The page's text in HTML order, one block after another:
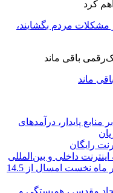
مشکلات مردم بگشایند،
ماند
منابع پایدار، درآمدهای
رایگان
داخلی و بین‌المللی
حق بیمه تولیدی بیمه ملت در چهار ماه نخست امسال از 14.5